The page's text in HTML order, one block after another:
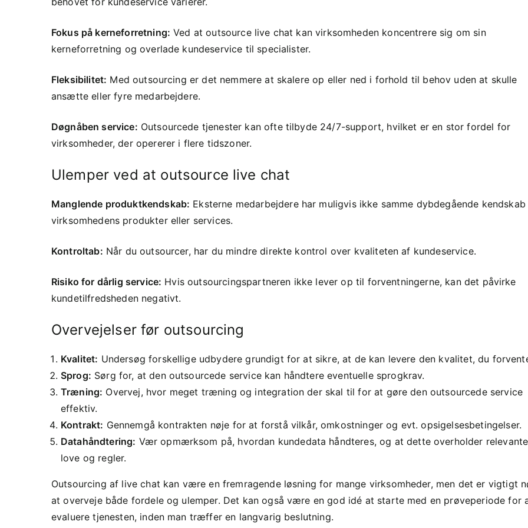
Fokus på kerneforretning: Ved at outsource live chat kan virksomheden koncentrere sig om sin
kerneforretning og overlade kundeservice til specialister.
Fleksibilitet: Med outsourcing er det nemmere at skalere op eller ned i forhold til behov uden at skulle
ansætte eller fyre medarbejdere.
Døgnåben service: Outsourcede tjenester kan ofte tilbyde 24/7-support, hvilket er en stor fordel for
virksomheder, der opererer i flere tidszoner.
Ulemper ved at outsource live chat
Manglende produktkendskab: Eksterne medarbejdere har muligvis ikke samme dybdegående
virksomhedens produkter eller services.
Kontroltab: Når du outsourcer, har du mindre direkte kontrol over kvaliteten af kundeservice.
Risiko for dårlig service: Hvis outsourcingspartneren ikke lever op til forventningerne, kan det påvirke
kundetilfredsheden negativt.
Overvejelser før outsourcing
Kvalitet: Undersøg forskellige udbydere grundigt for at sikre, at de kan levere den kvalitet, du
Sprog: Sørg for, at den outsourcede service kan håndtere eventuelle sprogkrav.
Træning: Overvej, hvor meget træning og integration der skal til for at gøre den outsourcede service
effektiv.
Kontrakt: Gennemgå kontrakten nøje for at forstå vilkår, omkostninger og evt. opsigelsesbetingelser.
Datahåndtering: Vær opmærksom på, hvordan kundedata håndteres, og at dette overholder relevante
love og regler.
Outsourcing af live chat kan være en fremragende løsning for mange virksomheder, men det er vigtigt
at overveje både fordele og ulemper. Det kan også være en god idé at starte med en prøveperiode for
evaluere tjenesten, inden man træffer en langvarig beslutning.